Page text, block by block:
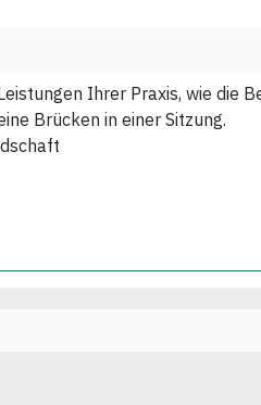
Ihrer Praxis, wie die
Brücken in einer Sitzung.